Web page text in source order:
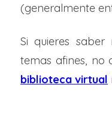
(generalmente
Si quieres
temas afines, no
biblioteca virtual